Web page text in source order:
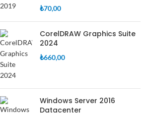
₺70,00
CorelDRAW Graphics Suite
2024
₺660,00
Windows Server 2016
Datacenter